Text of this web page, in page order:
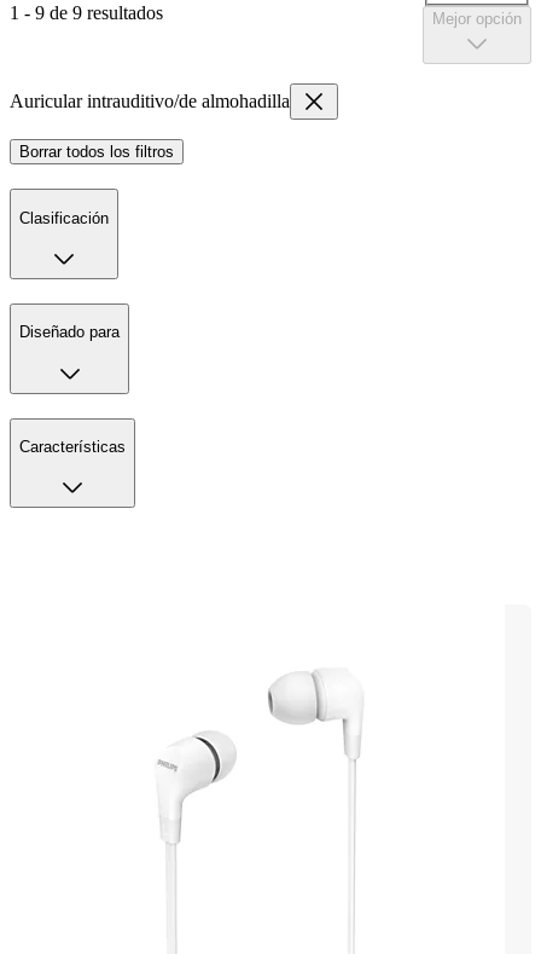
1 - 9 de 9 resultados Mejor opción
Auricular intrauditivo/de almohadilla
Borrar todos los filtros
Clasificación
Diseñado para
Características